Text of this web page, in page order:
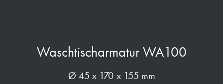
Waschtischarmatur WA100
Ø 45 x 170 x 155 mm